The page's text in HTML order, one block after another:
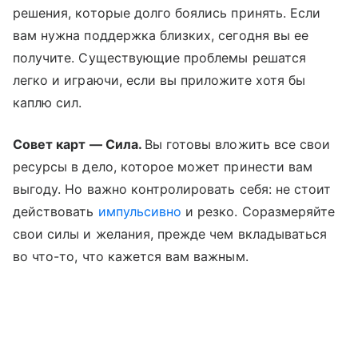
решения, которые долго боялись принять. Если
вам нужна поддержка близких, сегодня вы ее
получите. Существующие проблемы решатся
легко и играючи, если вы приложите хотя бы
каплю сил.
Совет карт — Сила. Вы готовы вложить все свои
ресурсы в дело, которое может принести вам
выгоду. Но важно контролировать себя: не стоит
действовать импульсивно и резко. Соразмеряйте
свои силы и желания, прежде чем вкладываться
во что-то, что кажется вам важным.